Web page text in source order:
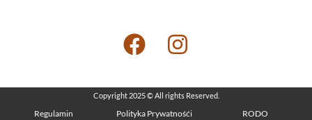
Copyright 2025 © All rights Reserved.
Regulamin Polityka Prywatnośći RODO